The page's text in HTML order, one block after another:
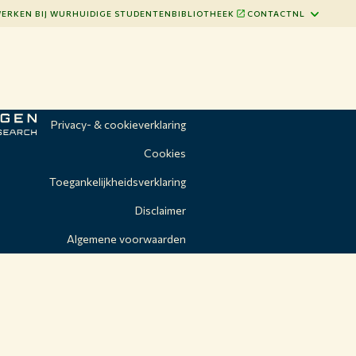
BIJ WURHUIDIGE STUDENTENBIBLIOTHEEK CONTACTNL
Privacy- & cookieverklaring
Cookies
Toegankelijkheidsverklaring
Disclaimer
Algemene voorwaarden